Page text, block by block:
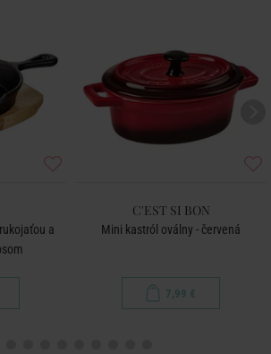
a
C'EST SI BON
Mini kastról oválny - červená
7,99 €